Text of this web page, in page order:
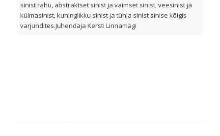
sinist rahu, abstraktset sinist ja vaimset sinist, veesinist ja
külmasinist, kuninglikku sinist ja tühja sinist sinise kõigis
varjundites.Juhendaja Kersti Linnamägi